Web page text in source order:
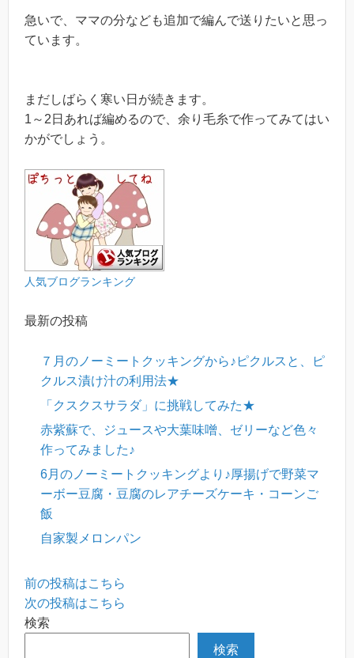
急いで、ママの分なども追加で編んで送りたいと思っ
ています。
まだしばらく寒い日が続きます。
1～2日あれば編めるので、余り毛糸で作ってみてはい
かがでしょう。
人気ブログランキング
最新の投稿
７月のノーミートクッキングから♪ピクルスと、ピ
クルス漬け汁の利用法★
「クスクスサラダ」に挑戦してみた★
赤紫蘇で、ジュースや大葉味噌、ゼリーなど色々
作ってみました♪
6月のノーミートクッキングより♪厚揚げで野菜マ
ーボー豆腐・豆腐のレアチーズケーキ・コーンご
飯
自家製メロンパン
前の投稿はこちら
次の投稿はこちら
検索
検索